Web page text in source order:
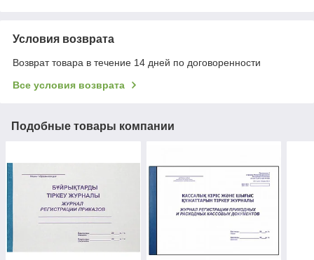
Условия возврата
Возврат товара в течение 14 дней по договоренности
Все условия возврата
Подобные товары компании